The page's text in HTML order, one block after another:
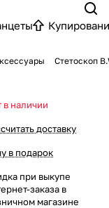
Стетоскоп
в наличии
доставку
в подарок
при выкупе
заказа в
магазине